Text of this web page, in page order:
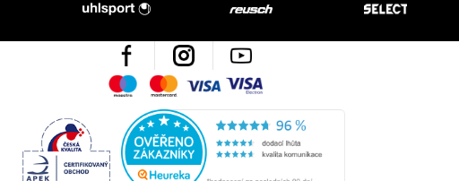
Facebook Instagram
MaestroMastercard
Visa
Česká kvalita